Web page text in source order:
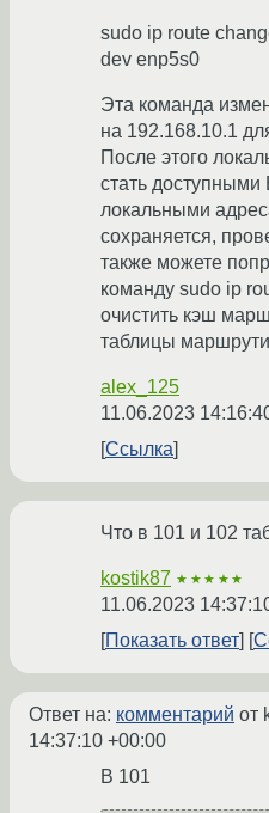
sudo ip route
dev enp5s0
Эта команда
на 192.168.10.1
После этого
стать
локальными
сохраняется,
также можете
команду sudo ip
очистить кэш
таблицы
alex_125
11.06.2023
Ссылка
Что в 101 и 102
kostik87 ★★★★★
11.06.2023
Показать ответ
Ответ на: комментарий от
14:37:10 +00:00
В 101